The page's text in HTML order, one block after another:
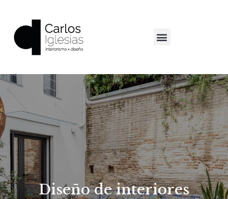
contenido
Menú
Diseño de interiores